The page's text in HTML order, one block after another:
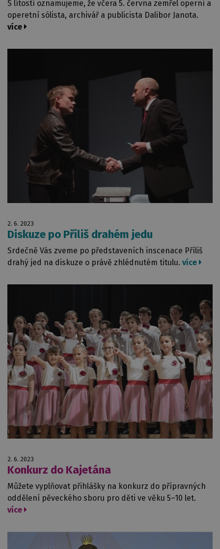
S lítostí oznamujeme, že včera 5. června zemřel operní a
operetní sólista, archivář a publicista Dalibor Janota.
více
2. 6. 2023
Diskuze po Příliš drahém jedu
Srdečně Vás zveme po představeních inscenace Příliš
drahý jed na diskuze o právě zhlédnutém titulu. více
2. 6. 2023
Konkurz do Kajetána
Můžete vyplňovat přihlášky na konkurz do přípravných
oddělení pěveckého sboru pro děti ve věku 5–10 let.
více